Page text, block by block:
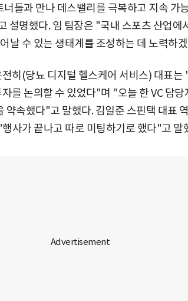
너들과 만나 데스밸리를 극복하고 지속 가
설명했다. 임 팀장은 "국내 스포츠 산업에
날 수 있는 생태계를 조성하는 데 노력하
히(당뇨 디지털 헬스케어 서비스) 대표는
를 논의할 수 있었다"며 "오늘 한 VC 담당
약속했다"고 말했다. 김일준 스핀택 대표
사가 끝나고 따로 미팅하기로 했다"고 말